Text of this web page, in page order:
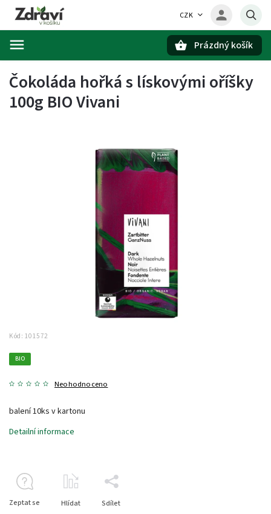
CZK
Prázdný košík
Čokoláda hořká s lískovými oříšky
100g BIO Vivani
Kód: 101572
BIO
Neohodnoceno
balení 10ks v kartonu
Detailní informace
Zeptat se Hlídat Sdílet